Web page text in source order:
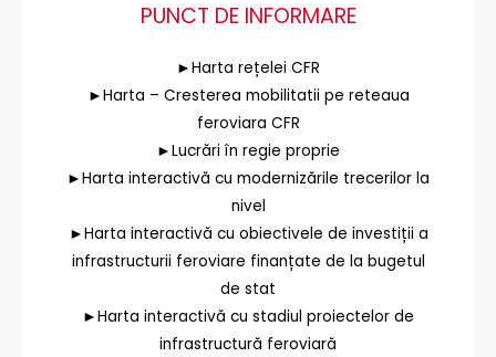
PUNCT DE INFORMARE
►Harta rețelei CFR
►Harta – Cresterea mobilitatii pe reteaua
feroviara CFR
►Lucrări în regie proprie
►Harta interactivă cu modernizările trecerilor la
nivel
►Harta interactivă cu obiectivele de investiții a
infrastructurii feroviare finanțate de la bugetul
de stat
►Harta interactivă cu stadiul proiectelor de
infrastructură feroviară